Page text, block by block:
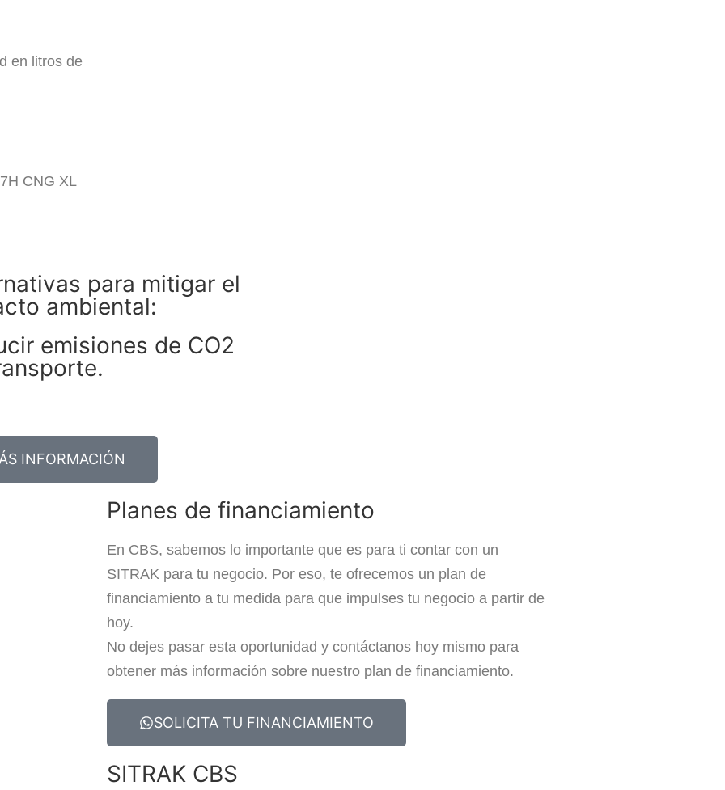
en litros de
CNG XL
para mitigar el
ambiental:
emisiones de CO2
INFORMACIÓN
Planes de financiamiento
En CBS, sabemos lo importante que es para ti contar con un
SITRAK para tu negocio. Por eso, te ofrecemos un plan de
financiamiento a tu medida para que impulses tu negocio a partir de
hoy.
No dejes pasar esta oportunidad y contáctanos hoy mismo para
obtener más información sobre nuestro plan de financiamiento.
SOLICITA TU FINANCIAMIENTO
SITRAK CBS